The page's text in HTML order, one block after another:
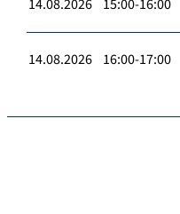
14.08.2026 15:00-16:00
14.08.2026 16:00-17:00